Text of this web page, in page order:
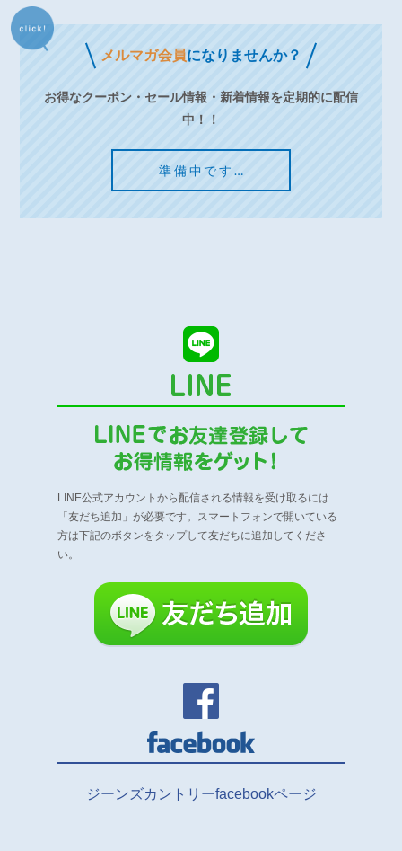
メルマガ会員になりませんか？
お得なクーポン・セール情報・新着情報を定期的に配信
中！！
準備中です…
LINE公式アカウントから配信される情報を受け取るには
「友だち追加」が必要です。 スマートフォンで開いている
方は下記のボタンをタップして友だちに追加してくださ
い。
ジーンズカントリーfacebookページ